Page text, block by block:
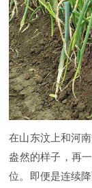
在山东汶上和河
盎然的样子，再
位。即便是连续